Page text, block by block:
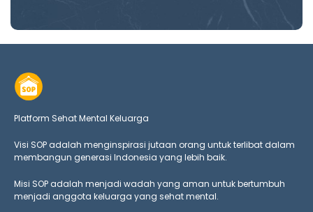
Platform Sehat Mental Keluarga
Visi SOP adalah menginspirasi jutaan orang untuk terlibat dalam
membangun generasi Indonesia yang lebih baik.
Misi SOP adalah menjadi wadah yang aman untuk bertumbuh
menjadi anggota keluarga yang sehat mental.